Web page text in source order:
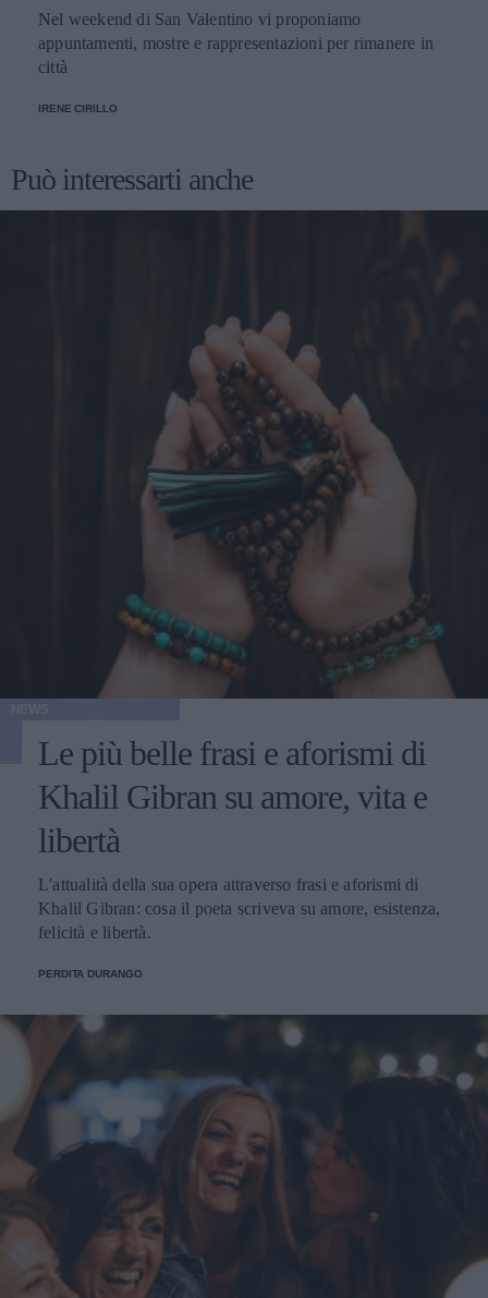
Nel weekend di San Valentino vi proponiamo
appuntamenti, mostre e rappresentazioni per rimanere in
città
IRENE CIRILLO
Può interessarti anche
Le più belle frasi e aforismi di
Khalil Gibran su amore, vita e
libertà
L'attualità della sua opera attraverso frasi e aforismi di
Khalil Gibran: cosa il poeta scriveva su amore, esistenza,
felicità e libertà.
PERDITA DURANGO